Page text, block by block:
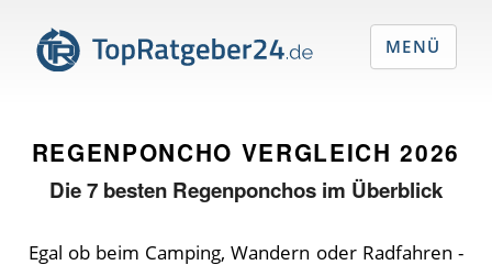
REGENPONCHO VERGLEICH 2026
Die7 besten Regenponchos im Überblick
Egal ob beim Camping, Wandern oder Radfahren -
MENÜ